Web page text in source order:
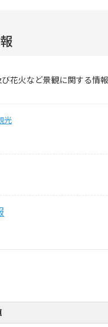
花火など景観に関する情報
光